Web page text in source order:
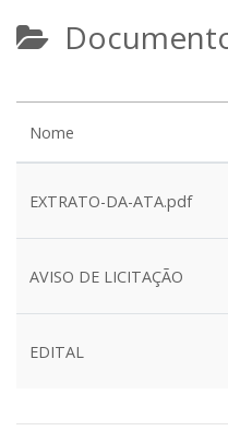
Nome
EXTRATO-DA-ATA.pdf
AVISO DE LICITAÇÃO
EDITAL